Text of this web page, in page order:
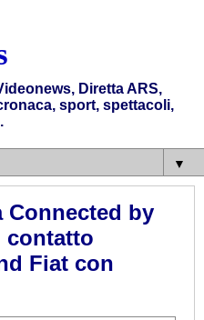
Diretta ARS,
sport, spettacoli,
▼
Connected by
contatto
Fiat con